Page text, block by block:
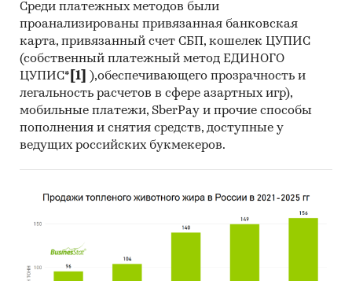
Среди платежных методов были
проанализированы привязанная банковская
карта, привязанный счет СБП, кошелек ЦУПИС
(собственный платежный метод ЕДИНОГО
ЦУПИС* [1]
),обеспечивающего прозрачность и
легальность расчетов в сфере азартных игр),
мобильные платежи, SberPay и прочие способы
пополнения и снятия средств, доступные у
ведущих российских букмекеров.